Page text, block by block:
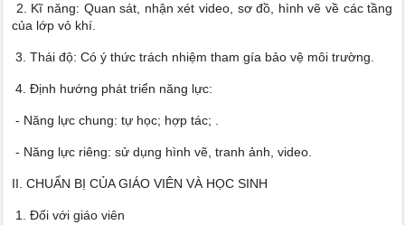
2. Kĩ năng: Quan sát, nhận xét video, sơ đồ, hình vẽ về các tầng
của lớp vỏ khí.
3. Thái độ: Có ý thức trách nhiệm tham gía bảo vệ môi trường.
4. Định hướng phát triển năng lực:
- Năng lực chung: tự học; hợp tác; .
- Năng lực riêng: sử dụng hình vẽ, tranh ảnh, video.
II. CHUẨN BỊ CỦA GIÁO VIÊN VÀ HỌC SINH
1. Đối với giáo viên